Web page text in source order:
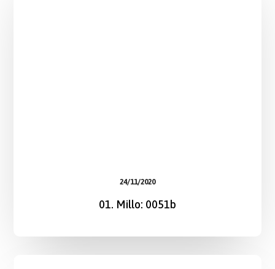
24/11/2020
01. Millo: 0051b